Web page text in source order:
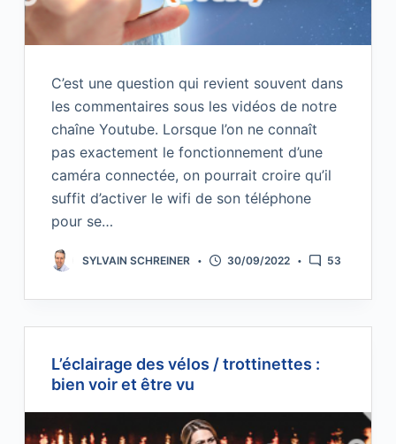
C’est une question qui revient souvent dans
les commentaires sous les vidéos de notre
chaîne Youtube. Lorsque l’on ne connaît
pas exactement le fonctionnement d’une
caméra connectée, on pourrait croire qu’il
suffit d’activer le wifi de son téléphone
pour se…
SYLVAIN SCHREINER 30/09/2022 53
L’éclairage des vélos / trottinettes :
bien voir et être vu